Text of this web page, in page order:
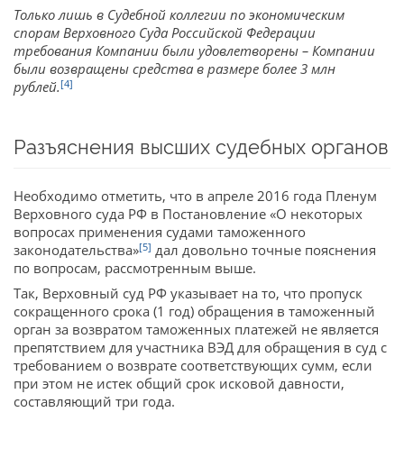
Только лишь в Судебной коллегии по экономическим
спорам Верховного Суда Российской Федерации
требования Компании были удовлетворены – Компании
были возвращены средства в размере более 3 млн
рублей.[4]
Разъяснения высших судебных органов
Необходимо отметить, что в апреле 2016 года Пленум
Верховного суда РФ в Постановление «О некоторых
вопросах применения судами таможенного
законодательства»[5] дал довольно точные пояснения
по вопросам, рассмотренным выше.
Так, Верховный суд РФ указывает на то, что пропуск
сокращенного срока (1 год) обращения в таможенный
орган за возвратом таможенных платежей не является
препятствием для участника ВЭД для обращения в суд с
требованием о возврате соответствующих сумм, если
при этом не истек общий срок исковой давности,
составляющий три года.